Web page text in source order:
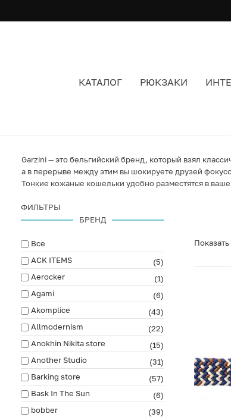
КАТАЛОГ РЮКЗАКИ
Garzini — это бельгийский бренд, который взял
а в перерыве между этим вы шокируете друзей
Тонкие кожаные кошельки удобно разместятся в
ФИЛЬТРЫ
БРЕНД
Все
ACK ITEMS
(5)
Aerocker
(1)
Agami
(6)
Akomplice
(43)
Allmodernism
(22)
Anokhin Nikita store
(15)
Another Studio
(31)
Barking store
(57)
Bask In The Sun
(6)
bobber
(39)
Показать